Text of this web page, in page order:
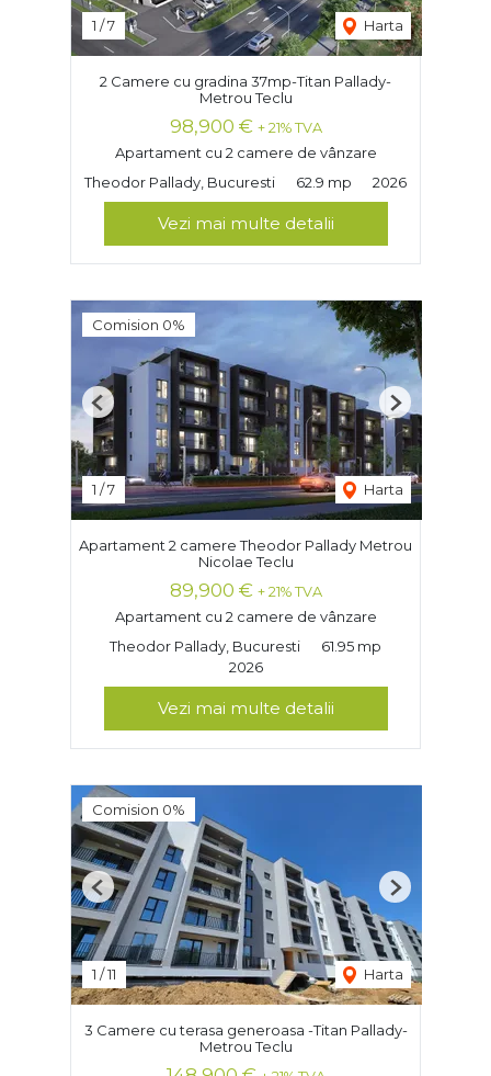
1 /7 Harta
2 Camere cu gradina 37mp-Titan Pallady-
Metrou Teclu
98,900 € + 21% TVA
Apartament cu 2 camere de vânzare
Theodor Pallady, Bucuresti
62.9 mp 2026
Vezi mai multe detalii
Comision 0%
1 /7 Harta
Previous Next
Apartament 2 camere Theodor Pallady Metrou
Nicolae Teclu
89,900 € + 21% TVA
Apartament cu 2 camere de vânzare
Theodor Pallady, Bucuresti
61.95 mp
2026
Vezi mai multe detalii
Comision 0%
1 /11 Harta
Previous Next
3 Camere cu terasa generoasa -Titan Pallady-
Metrou Teclu